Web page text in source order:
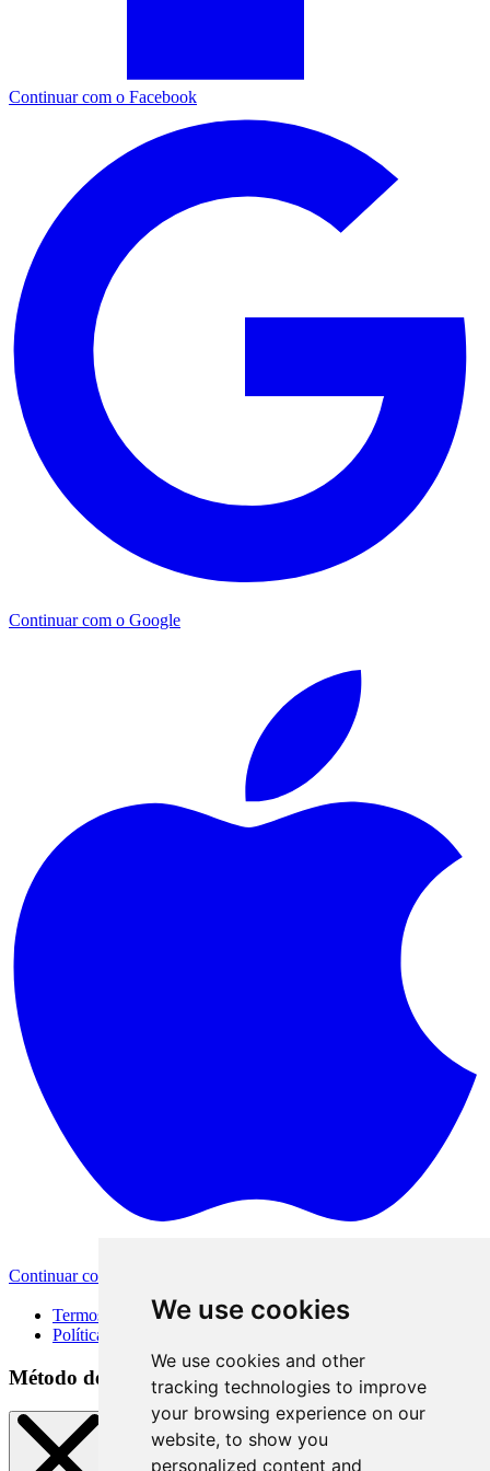
We use cookies
We use cookies and other
tracking technologies to improve
your browsing experience on our
website, to show you
personalized content and
Continuar com o Facebook
Continuar com o Google
Continuar com a Apple
Termos de Uso
Política de Privacidade
Método de acesso